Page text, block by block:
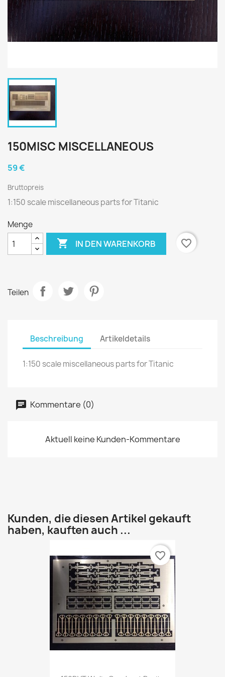
150MISC MISCELLANEOUS
59 €
Bruttopreis
1:150 scale miscellaneous parts for Titanic
Menge
 IN DEN WARENKORB favorite_border
Teilen
Beschreibung Artikeldetails
1:150 scale miscellaneous parts for Titanic
Kommentare (0)
Aktuell keine Kunden-Kommentare
Kunden, die diesen Artikel gekauft
haben, kauften auch ...
favorite_border